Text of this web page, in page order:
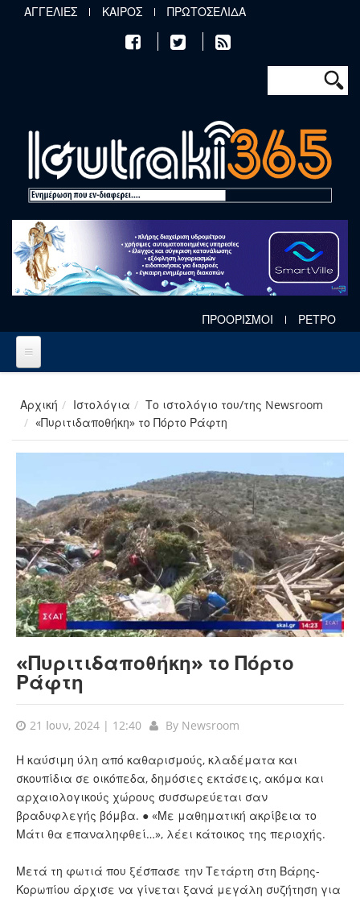
Παράκαμψη προς το κυρίως περιεχόμενο
ΑΓΓΕΛΙΕΣ ΚΑΙΡΟΣ ΠΡΩΤΟΣΕΛΙΔΑ
Φόρμα
Αναζήτηση
ΠΡΟΟΡΙΣΜΟΙ ΡΕΤΡΟ
Αρχική Ιστολόγια
Το ιστολόγιο του/της Newsroom
«Πυριτιδαποθήκη» το Πόρτο Ράφτη
«Πυριτιδαποθήκη» το Πόρτο
Ράφτη
21 Ιουν, 2024 | 12:40 By Newsroom
Η καύσιμη ύλη από καθαρισμούς, κλαδέματα και
σκουπίδια σε οικόπεδα, δημόσιες εκτάσεις, ακόμα και
αρχαιολογικούς χώρους συσσωρεύεται σαν
βραδυφλεγής βόμβα. ● «Με μαθηματική ακρίβεια το
Μάτι θα επαναληφθεί…», λέει κάτοικος της περιοχής.
Μετά τη φωτιά που ξέσπασε την Τετάρτη στη Βάρης-
Κορωπίου άρχισε να γίνεται ξανά μεγάλη συζήτηση για